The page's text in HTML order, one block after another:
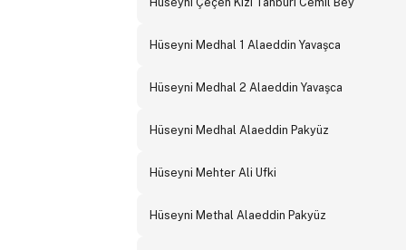
Hüseyni Medhal 1 Alaeddin Yavaşca
Hüseyni Medhal 2 Alaeddin Yavaşca
Hüseyni Medhal Alaeddin Pakyüz
Hüseyni Mehter Ali Ufki
Hüseyni Methal Alaeddin Pakyüz